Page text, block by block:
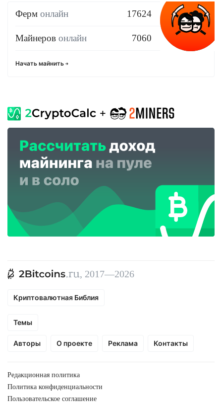
Ферм онлайн 17624
Майнеров онлайн 7060
Начать майнить
, 2017—2026
Криптовалютная Библия
Темы
Авторы О проекте Реклама Контакты
Редакционная политика
Политика конфиденциальности
Пользовательское соглашение